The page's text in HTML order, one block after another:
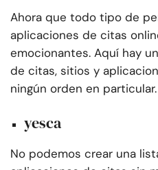
Ahora que todo tipo de
aplicaciones de citas
emocionantes. Aquí hay
de citas, sitios y
ningún orden en particular.
yesca
No podemos crear una